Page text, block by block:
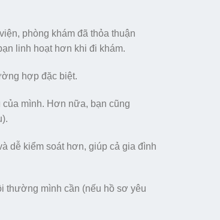
phòng khám đã thỏa thuận
linh hoạt hơn khi đi khám.
hợp đặc biệt.
mình. Hơn nữa, bạn cũng
dễ kiểm soát hơn, giúp cả gia đình
thường mình cần (nếu hồ sơ yêu